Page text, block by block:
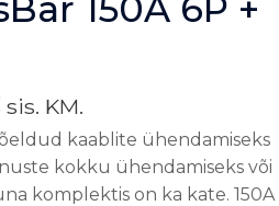
29,00 €.
sis. KM.
kaablite ühendamiseks
kokku ühendamiseks või
komplektis on ka kate. 150A